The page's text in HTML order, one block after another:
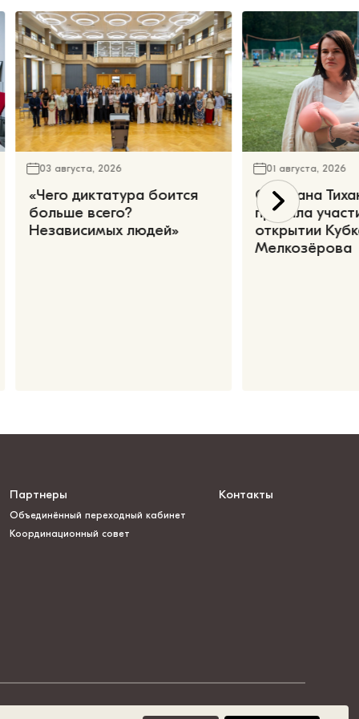
03 августа, 2026
«Чего диктатура боится
больше всего?
Независимых людей»
01 августа, 2026
Светлана
приняла
открытии
Мелкозёрова
Партнеры
Объединённый переходный кабинет
Координационный совет
Контакты